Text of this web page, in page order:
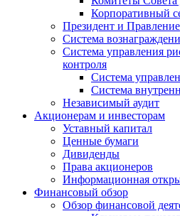
Корпоративный
Президент и Правление
Система
Система управления
контроля
Система
Система
Независимый аудит
Акционерам и инвесторам
Уставный капитал
Ценные бумаги
Дивиденды
Права акционеров
Информационная
Финансовый обзор
Обзор финансовой